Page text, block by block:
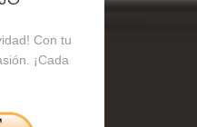
Con tu
¡Cada